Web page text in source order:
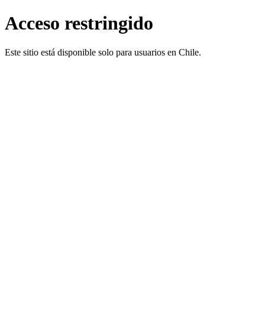
Acceso restringido
Este sitio está disponible solo para usuarios en Chile.